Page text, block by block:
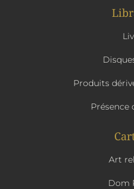
Produits
Présence
Art
Dom